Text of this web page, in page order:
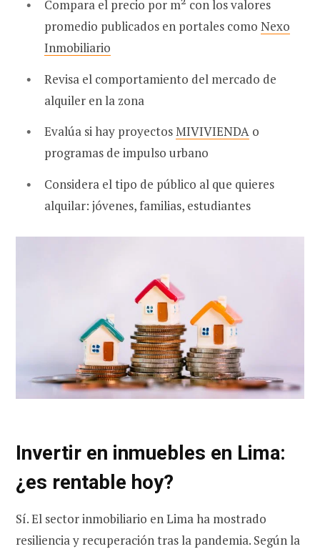
Compara el precio por m² con los valores
promedio publicados en portales como Nexo
Inmobiliario
Revisa el comportamiento del mercado de
alquiler en la zona
Evalúa si hay proyectosMIVIVIENDA o
programas de impulso urbano
Considera el tipo de público al que quieres
alquilar: jóvenes, familias, estudiantes
Invertir en inmuebles en Lima:
¿es rentable hoy?
Sí. El sector inmobiliario en Lima ha mostrado
resiliencia y recuperación tras la pandemia. Según la